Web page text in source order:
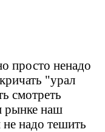
просто ненадо
"урал
смотреть
рынке наш
надо тешить